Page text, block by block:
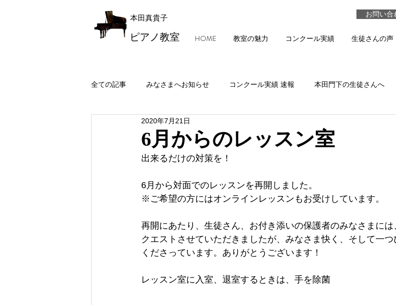
本田真貴子 お問い合
HOME 教室の魅力 コンクール実績 生徒さんの声
ピアノ教室
全ての記事 みなさまへお知らせ コンクール実績 速報 本田門下の生徒さんへ
レッスン風景・本田マジック
6月からのレッスン室
2020年7月21日
出来るだけの対策を！
6月から対面でのレッスンを再開しました。
※ご希望の方にはオンラインレッスンもお受けしています。
再開にあたり、生徒さん、お付き添いの保護者のみなさまに
クエストさせていただきましたが、みなさま快く、そして一
くださっています。ありがとうございます！
レッスン室に入室、退室するときは、手を除菌